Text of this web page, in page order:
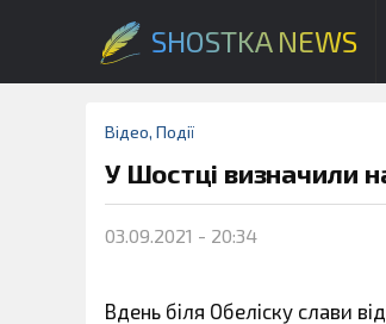
SHOSTKA NEWS
Відео, Події
У Шостці визначили
03.09.2021 - 20:34
Вдень біля Обеліску слави